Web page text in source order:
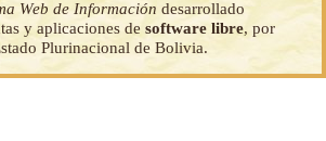
Web de Información desarrollado
y aplicaciones desoftware libre, por
Plurinacional de Bolivia.